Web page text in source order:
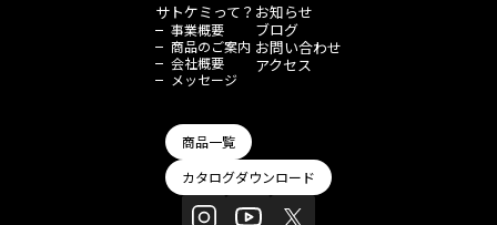
サトケミって？
事業概要
商品のご案内
会社概要
メッセージ
お知らせ
ブログ
お問い合わせ
アクセス
商品一覧
カタログダウンロード